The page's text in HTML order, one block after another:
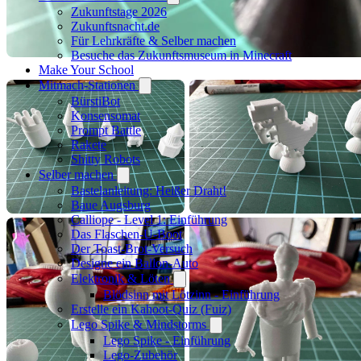
Zukunftstage 2026
Zukunftsnacht.de
Für Lehrkräfte & Selber machen
Besuche das Zukunftsmuseum in Minecraft
Make Your School
Mitmach-Stationen
BürstiBot
Konsensomat
Prompt Battle
Rakete
Shitty Robots
Selber machen
Bastelanleitung: Heißer Draht!
Baue Augsburg
Calliope - Level 1: Einführung
Das Flaschen-U-Boot
Der Toast-Brot-Versuch
Designe ein Ballon-Auto
Elektronik & Löten
Blödsinn mit Lötzinn - Einführung
Erstelle ein Kahoot-Quiz (Fuiz)
Lego Spike & Mindstorms
Lego Spike - Einführung
Lego-Zubehör